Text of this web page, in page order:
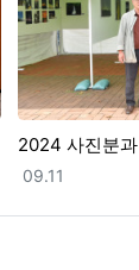
2024 사진분과
등록일
09.11